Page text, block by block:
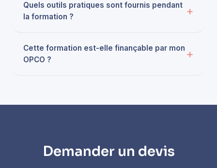
Quels outils pratiques sont fournis pendant
la formation ?
Cette formation est-elle finançable par mon
OPCO ?
Demander un devis